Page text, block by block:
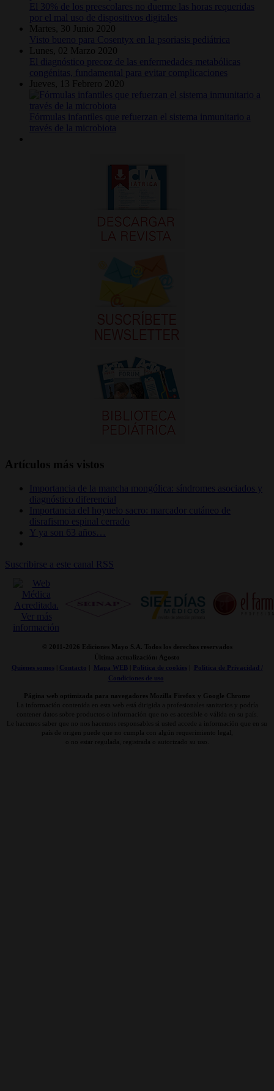
El 30% de los preescolares no duerme las horas requeridas
por el mal uso de dispositivos digitales
Martes, 30 Junio 2020
Visto bueno para Cosentyx en la psoriasis pediátrica
Lunes, 02 Marzo 2020
El diagnóstico precoz de las enfermedades metabólicas
congénitas, fundamental para evitar complicaciones
Jueves, 13 Febrero 2020
Fórmulas infantiles que refuerzan el sistema inmunitario a
través de la microbiota
Artículos más vistos
Importancia de la mancha mongólica: síndromes asociados y
diagnóstico diferencial
Importancia del hoyuelo sacro: marcador cutáneo de
disrafismo espinal cerrado
Y ya son 63 años…
Suscribirse a este canal RSS
© 2011- 2026 Ediciones Mayo S.A. Todos los derechos reservados
Última actualización: Agosto
Quienes somos| Contacto Mapa WEB| Politica de cookies|
Politica de Privacidad /
Condiciones de uso
Página web optimizada para navegadores Mozilla Firefox y Google Chrome
La información contenida en esta web está dirigida a profesionales sanitarios y podría
contener datos sobre productos o información que no es accesible o válida en su país.
Le hacemos saber que no nos hacemos responsables si usted accede a información que en su
país de origen puede que no cumpla con algún requerimiento legal,
o no estar regulada, registrada o autorizado su uso.